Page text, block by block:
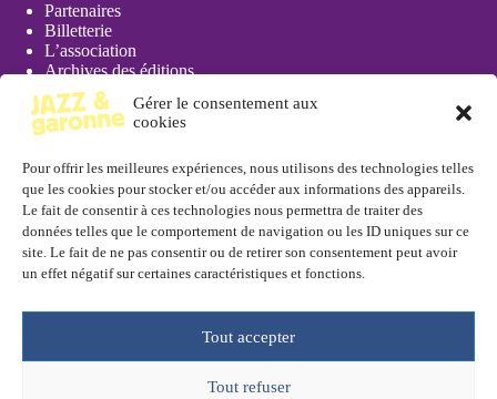
Gérer le consentement aux
cookies
Pour offrir les meilleures expériences, nous utilisons des technologies telles
que les cookies pour stocker et/ou accéder aux informations des appareils.
Le fait de consentir à ces technologies nous permettra de traiter des
données telles que le comportement de navigation ou les ID uniques sur ce
site. Le fait de ne pas consentir ou de retirer son consentement peut avoir
un effet négatif sur certaines caractéristiques et fonctions.
Tout accepter
Tout refuser
Partenaires
Billetterie
L’association
Archives des éditions
Actualités
Presse
Réserver
En ligne depuis la pagebilletterieou à l'Office de Tourisme de